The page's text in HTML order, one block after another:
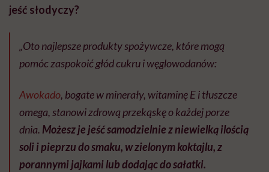
jeść słodyczy?
„Oto najlepsze produkty spożywcze, które mogą
pomóc zaspokoić głód cukru i węglowodanów:
Awokado, bogate w minerały, witaminę E i tłuszcze
omega, stanowi zdrową przekąskę o każdej porze
dnia. Możesz je jeść samodzielnie z niewielką ilością
soli i pieprzu do smaku, w zielonym koktajlu, z
porannymi jajkami lub dodając do sałatki.